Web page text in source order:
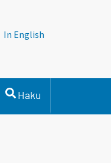
In English
Haku